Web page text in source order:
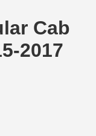
Cab
2017